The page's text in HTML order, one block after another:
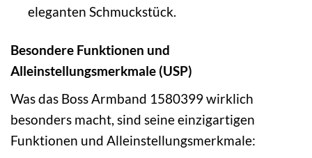
eleganten Schmuckstück.
Besondere Funktionen und
Alleinstellungsmerkmale (USP)
Was das Boss Armband 1580399 wirklich
besonders macht, sind seine einzigartigen
Funktionen und Alleinstellungsmerkmale: